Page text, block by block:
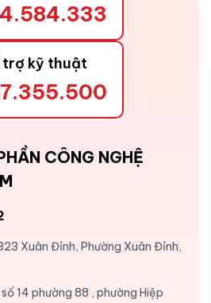
trợ kỹ thuật
CÔNG NGHỆ
Xuân Đỉnh, Phường Xuân Đỉnh,
14 phường 88 , phường Hiệp